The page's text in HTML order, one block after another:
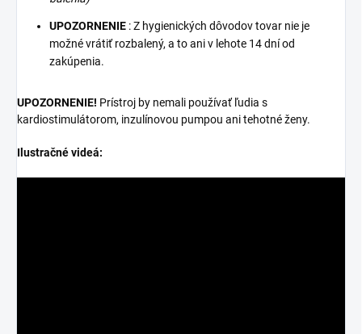
UPOZORNENIE : Z hygienických dôvodov tovar nie je
možné vrátiť rozbalený, a to ani v lehote 14 dní od
zakúpenia.
UPOZORNENIE! Prístroj by nemali používať ľudia s
kardiostimulátorom, inzulínovou pumpou ani tehotné ženy.
Ilustračné videá: